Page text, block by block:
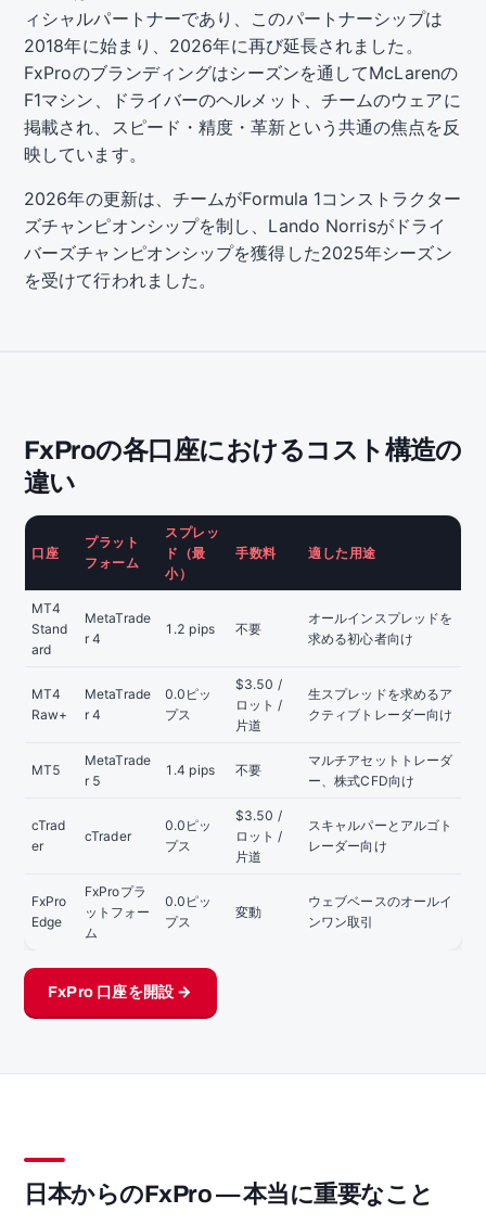
ィシャルパートナーであり、このパートナーシップは
2018年に始まり、2026年に再び延長されました。
FxProのブランディングはシーズンを通してMcLarenの
F1マシン、ドライバーのヘルメット、チームのウェアに
掲載され、スピード・精度・革新という共通の焦点を反
映しています。
2026年の更新は、チームがFormula 1コンストラクター
ズチャンピオンシップを制し、Lando Norrisがドライ
バーズチャンピオンシップを獲得した2025年シーズン
を受けて行われました。
FxProの各口座におけるコスト構造の
違い
口座
プラット
フォーム
スプレッ
ド（最
小）
手数料 適した用途
MT4
Stand
ard
MetaTrade
r 4
1.2 pips 不要
オールインスプレッドを
求める初心者向け
MT4
Raw+
MetaTrade
r 4
0.0ピッ
プス
$3.50 /
ロット /
片道
生スプレッドを求めるア
クティブトレーダー向け
MT5
MetaTrade
r 5
1.4 pips 不要
マルチアセットトレーダ
ー、株式CFD向け
cTrad
er
cTrader
0.0ピッ
プス
$3.50 /
ロット /
片道
スキャルパーとアルゴト
レーダー向け
FxPro
Edge
FxProプラ
ットフォー
ム
0.0ピッ
プス
変動
ウェブベースのオールイ
ンワン取引
FxPro 口座を開設 →
日本からのFxPro — 本当に重要なこと